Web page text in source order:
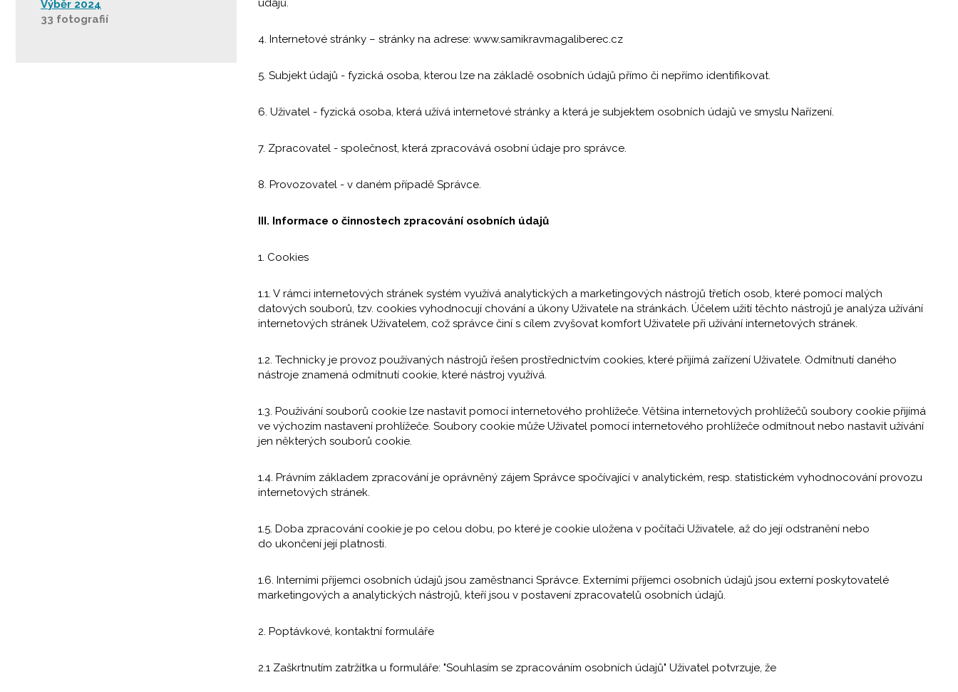
údajů.
4. Internetové stránky – stránky na adrese: www.samikravmagaliberec.cz
5. Subjekt údajů - fyzická osoba, kterou lze na základě osobních údajů přímo či nepřímo identifikovat.
6. Uživatel - fyzická osoba, která užívá internetové stránky a která je subjektem osobních údajů ve smyslu Nařízení.
7. Zpracovatel - společnost, která zpracovává osobní údaje pro správce.
8. Provozovatel - v daném případě Správce.
III. Informace o činnostech zpracování osobních údajů
1. Cookies
1.1. V rámci internetových stránek systém využívá analytických a marketingových nástrojů třetích osob, které pomocí malých
datových souborů, tzv. cookies vyhodnocují chování a úkony Uživatele na stránkách. Účelem užití těchto nástrojů je analýza užívání
internetových stránek Uživatelem, což správce činí s cílem zvyšovat komfort Uživatele při užívání internetových stránek.
1.2. Technicky je provoz používaných nástrojů řešen prostřednictvím cookies, které přijímá zařízení Uživatele. Odmítnutí daného
nástroje znamená odmítnutí cookie, které nástroj využívá.
1.3. Používání souborů cookie lze nastavit pomocí internetového prohlížeče. Většina internetových prohlížečů soubory cookie přijímá
ve výchozím nastavení prohlížeče. Soubory cookie může Uživatel pomocí internetového prohlížeče odmítnout nebo nastavit užívání
jen některých souborů cookie.
1.4. Právním základem zpracování je oprávněný zájem Správce spočívající v analytickém, resp. statistickém vyhodnocování provozu
internetových stránek.
1.5. Doba zpracování cookie je po celou dobu, po které je cookie uložena v počítači Uživatele, až do její odstranění nebo
do ukončení její platnosti.
1.6. Interními příjemci osobních údajů jsou zaměstnanci Správce. Externími příjemci osobních údajů jsou externí poskytovatelé
marketingových a analytických nástrojů, kteří jsou v postavení zpracovatelů osobních údajů.
2. Poptávkové, kontaktní formuláře
2.1 Zaškrtnutím zatržítka u formuláře: "Souhlasím se zpracováním osobních údajů" Uživatel potvrzuje, že
Výběr 2024
33 fotografií